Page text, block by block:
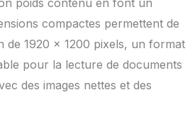
poids contenu en font un
compactes permettent de
de 1920 x 1200 pixels, un format
pour la lecture de documents
des images nettes et des